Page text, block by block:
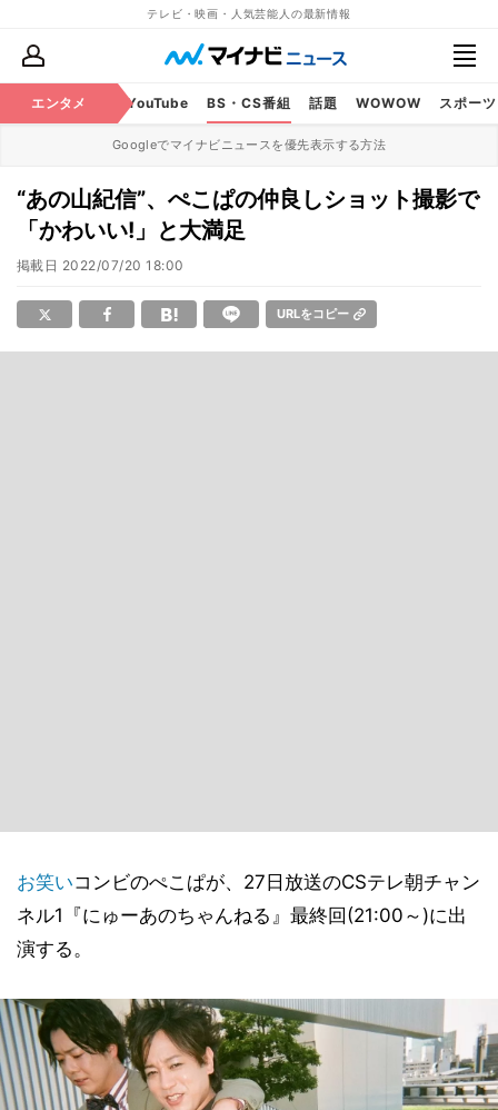
テレビ・映画・人気芸能人の最新情報
エンタメ
ラジオ 映画 YouTube BS・CS番組 話題 WOWOW スポーツ
Googleでマイナビニュースを優先表示する方法
“あの山紀信”、ぺこぱの仲良しショット撮影で
「かわいい!」と大満足
掲載日 2022/07/20 18:00
URLをコピー
お笑いコンビのぺこぱが、27日放送のCSテレ朝チャン
ネル1『にゅーあのちゃんねる』最終回(21:00～)に出
演する。